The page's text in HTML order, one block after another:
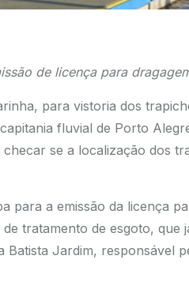
de licença para
para vistoria dos
fluvial de Porto
se a localização dos
para a emissão da licença
tratamento de esgoto, que
Batista Jardim, responsável